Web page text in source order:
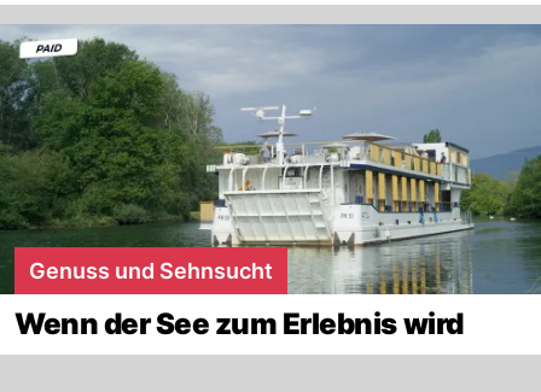
Genuss und Sehnsucht
Wenn der See zum Erlebnis wird